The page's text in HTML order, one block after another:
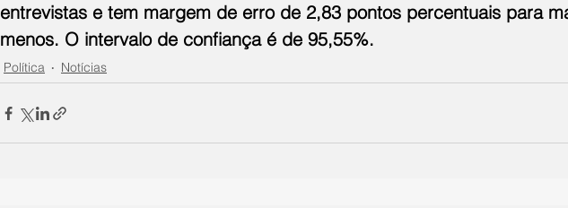
entrevistas e tem margem de erro de 2,83 pontos percentuais para
menos. O intervalo de confiança é de 95,55%.
Política Notícias